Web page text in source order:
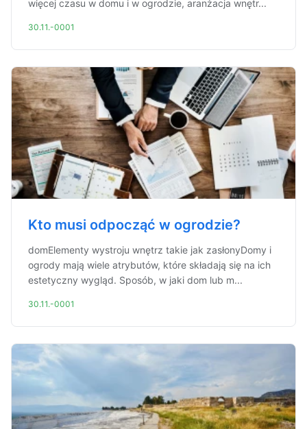
więcej czasu w domu i w ogrodzie, aranżacja wnętr...
30.11.-0001
Kto musi odpocząć w ogrodzie?
domElementy wystroju wnętrz takie jak zasłonyDomy i
ogrody mają wiele atrybutów, które składają się na ich
estetyczny wygląd. Sposób, w jaki dom lub m...
30.11.-0001